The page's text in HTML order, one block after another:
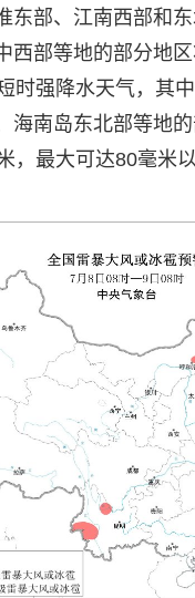
东部、江南西部和
西部等地的部分地
时强降水天气，其中
海南岛东北部等地
，最大可达80毫米以